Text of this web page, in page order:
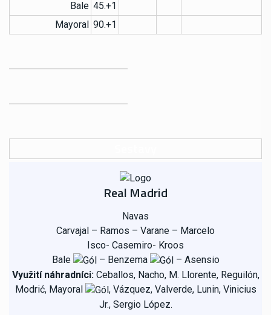
Bale 45.+1
Mayoral 90.+1
Real Madrid
Navas
Carvajal – Ramos – Varane – Marcelo
Isco- Casemiro- Kroos
Bale
– Benzema
– Asensio
Využití náhradníci: Ceballos, Nacho, M. Llorente, Reguilón,
Modrić, Mayoral
, Vázquez, Valverde, Lunin, Vinicius
Jr., Sergio López.